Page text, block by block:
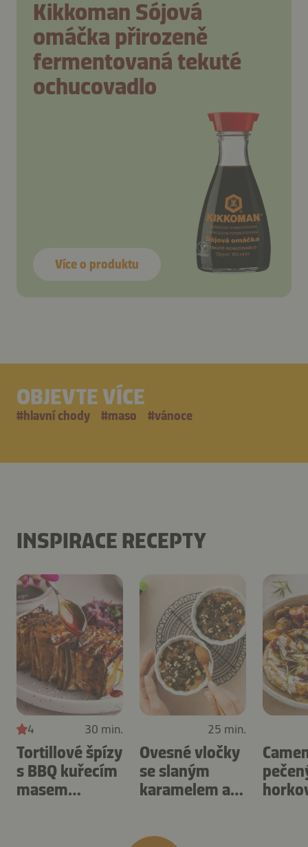
Kikkoman Sójová
omáčka přirozeně
fermentovaná tekuté
ochucovadlo
Více o produktu
OBJEVTE VÍCE
#hlavní chody #maso #vánoce
INSPIRACE RECEPTY
4 30 min.
Tortillové špízy
s BBQ kuřecím
masem
25 min.
Ovesné vločky
se slaným
karamelem a